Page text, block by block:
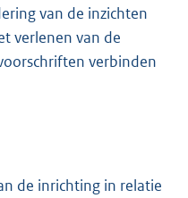
van de inzichten
verlenen van de
verbinden
de inrichting in relatie